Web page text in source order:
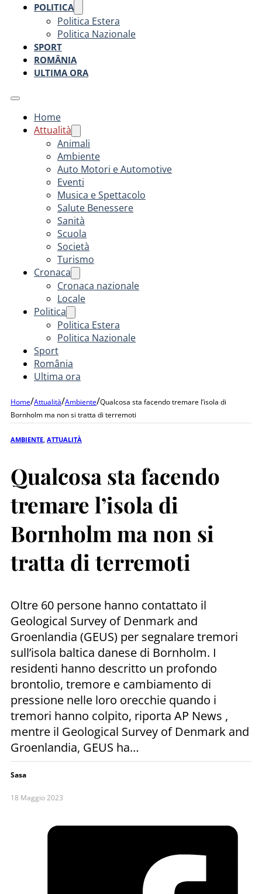
POLITICA
Politica Estera
Politica Nazionale
SPORT
ROMÂNIA
ULTIMA ORA
Home
Attualità
Animali
Ambiente
Auto Motori e Automotive
Eventi
Musica e Spettacolo
Salute Benessere
Sanità
Scuola
Società
Turismo
Cronaca
Cronaca nazionale
Locale
Politica
Politica Estera
Politica Nazionale
Sport
România
Ultima ora
Home/Attualità/Ambiente/Qualcosa sta facendo tremare l’isola di
Bornholm ma non si tratta di terremoti
AMBIENTE ATTUALITÀ
Qualcosa sta facendo
tremare l’isola di
Bornholm ma non si
tratta di terremoti
Oltre 60 persone hanno contattato il
Geological Survey of Denmark and
Groenlandia (GEUS) per segnalare tremori
sull’isola baltica danese di Bornholm. I
residenti hanno descritto un profondo
brontolio, tremore e cambiamento di
pressione nelle loro orecchie quando i
tremori hanno colpito, riporta AP News ,
mentre il Geological Survey of Denmark and
Groenlandia, GEUS ha…
Sasa
18 Maggio 2023